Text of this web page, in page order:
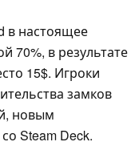
в настоящее
70%, в результате
15$. Игроки
замков
новым
Steam Deck.